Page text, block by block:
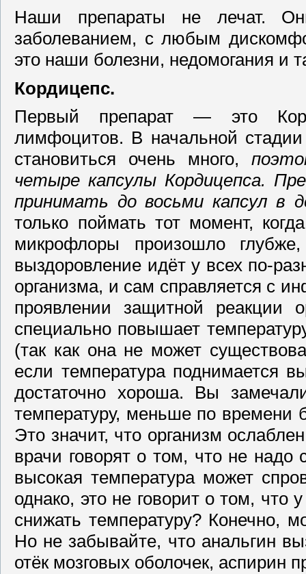
Наши препараты не лечат.
заболеванием, с любым
это наши болезни, недомогания и
Кордицепс.
Первый препарат — это
лимфоцитов. В начальной
становиться очень много,
четыре капсулы Кордицепса.
принимать до восьми капсул в
только поймать тот момент,
микрофлоры произошло
выздоровление идёт у всех по-
организма, и сам справляется с
проявлении защитной реакции
специально повышает
(так как она не может
если температура поднимается
достаточно хороша. Вы
температуру, меньше по времени
Это значит, что организм
врачи говорят о том, что не
высокая температура может
однако, это не говорит о том,
снижать температуру? Конечно,
Но не забывайте, что анальгин
отёк мозговых оболочек, аспирин